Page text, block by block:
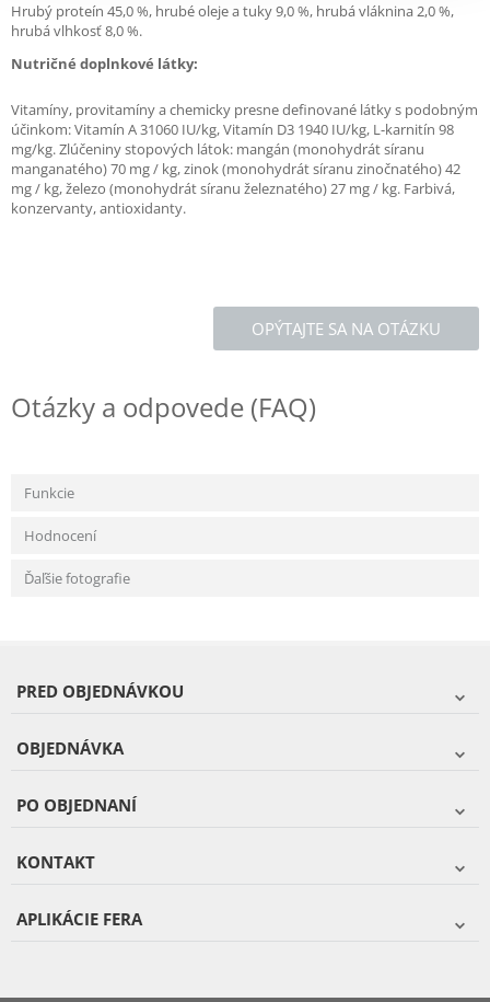
Hrubý proteín 45,0 %, hrubé oleje a tuky 9,0 %, hrubá vláknina 2,0 %,
hrubá vlhkosť 8,0 %.
Nutričné doplnkové látky:
Vitamíny, provitamíny a chemicky presne definované látky s podobným
účinkom: Vitamín A 31060 IU/kg, Vitamín D3 1940 IU/kg, L-karnitín 98
mg/kg. Zlúčeniny stopových látok: mangán (monohydrát síranu
manganatého) 70 mg / kg, zinok (monohydrát síranu zinočnatého) 42
mg / kg, železo (monohydrát síranu železnatého) 27 mg / kg. Farbivá,
konzervanty, antioxidanty.
OPÝTAJTE SA NA OTÁZKU
Otázky a odpovede (FAQ)
Funkcie
Hodnocení
Ďaľšie fotografie
PRED OBJEDNÁVKOU
OBJEDNÁVKA
PO OBJEDNANÍ
KONTAKT
APLIKÁCIE FERA